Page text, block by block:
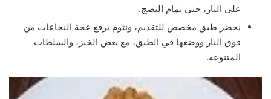
على النار، حتى تمام النضج.
نحضر طبق مخصص للتقديم، ونثوم برفع عجة النخاعات من
فوق النار ووضعها في الطبق، مع بعض الخبز، والسلطات
المتنوعة.